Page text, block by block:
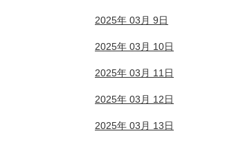
2025年 03月 9日
2025年 03月 10日
2025年 03月 11日
2025年 03月 12日
2025年 03月 13日